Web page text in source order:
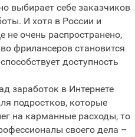
выбирает себе заказчиков
И хотя в России и
не очень распространено,
фрилансеров становится
доступность
заработок в Интернете
подростков, которые
на карманные расходы, то
своего дела –